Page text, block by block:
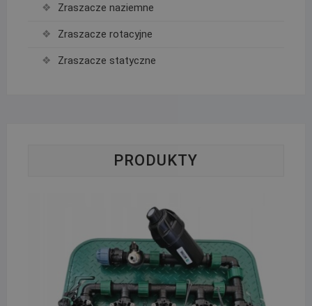
Zraszacze naziemne
Zraszacze rotacyjne
Zraszacze statyczne
PRODUKTY